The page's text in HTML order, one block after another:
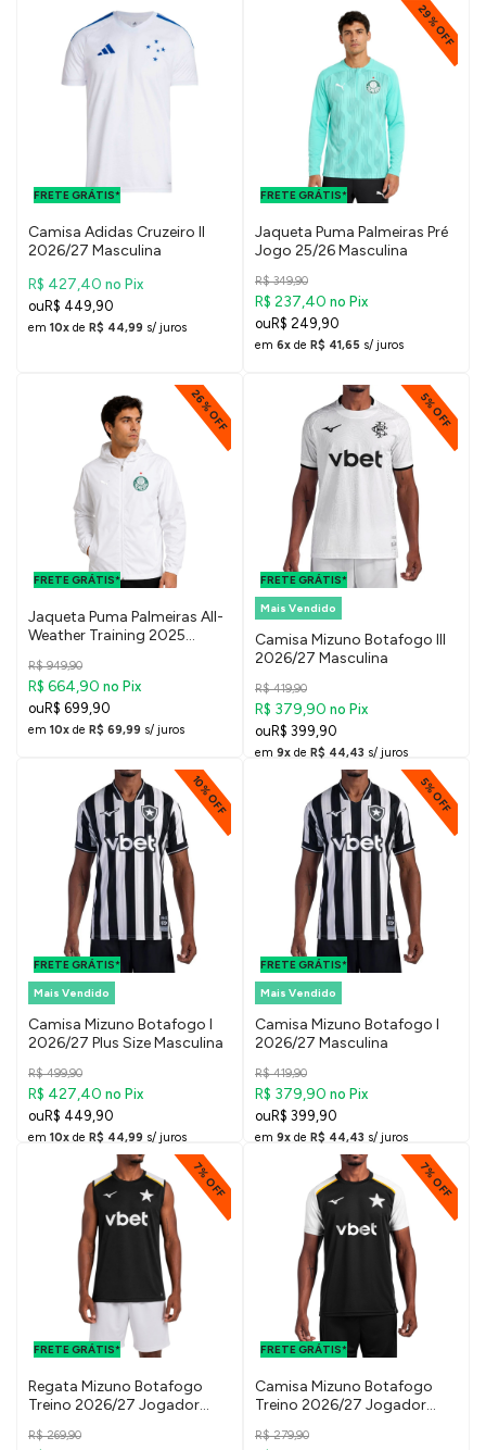
FRETE GRÁTIS*
SUDESTE
Camisa Adidas Cruzeiro II
2026/27 Masculina
R$ 427,40 no Pix
R$ 449,90
em 10x de R$ 44,99 s/ juros
29% OFF
FRETE GRÁTIS*
FRETE GRÁTIS
PARA O DF E
SUDESTE
Jaqueta Puma Palmeiras Pré
Jogo 25/26 Masculina
R$ 349,90
R$ 237,40 no Pix
R$ 249,90
em 6x de R$ 41,65 s/ juros
26% OFF
FRETE GRÁTIS*
PARA O DF E
SUDESTE
Jaqueta Puma Palmeiras All-
Weather Training 2025
R$ 949,90
R$ 664,90 no Pix
R$ 699,90
em 10x de R$ 69,99 s/ juros
5% OFF
FRETE GRÁTIS*
FRETE GRÁTIS
PARA O DF E
SUDESTE
Mais Vendido
Camisa Mizuno Botafogo III
2026/27 Masculina
R$ 419,90
R$ 379,90 no Pix
R$ 399,90
em 9x de R$ 44,43 s/ juros
10% OFF
FRETE GRÁTIS*
FRETE GRÁTIS
PARA O DF E
SUDESTE
Mais Vendido
Camisa Mizuno Botafogo I
2026/27 Plus Size Masculina
R$ 499,90
R$ 427,40 no Pix
R$ 449,90
em 10x de R$ 44,99 s/ juros
5% OFF
FRETE GRÁTIS*
FRETE GRÁTIS
PARA O DF E
SUDESTE
Mais Vendido
Camisa Mizuno Botafogo I
2026/27 Masculina
R$ 419,90
R$ 379,90 no Pix
R$ 399,90
em 9x de R$ 44,43 s/ juros
7% OFF
FRETE GRÁTIS*
FRETE GRÁTIS
SUDESTE
Regata Mizuno Botafogo
Treino 2026/27 Jogador
R$ 269,90
7% OFF
FRETE GRÁTIS*
FRETE GRÁTIS
PARA O DF E
Camisa Mizuno Botafogo
Treino 2026/27 Jogador
R$ 279,90